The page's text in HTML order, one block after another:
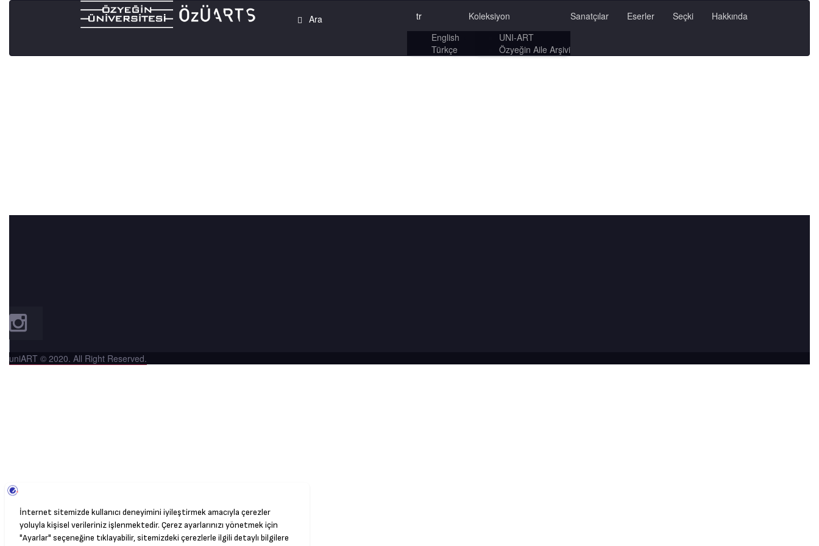
Koleksiyon
UNI-ART
Özyeğin Aile Arşivi
Sanatçılar Eserler Seçki Hakkında
tr
English
Türkçe
uniART © 2020. All Right Reserved.